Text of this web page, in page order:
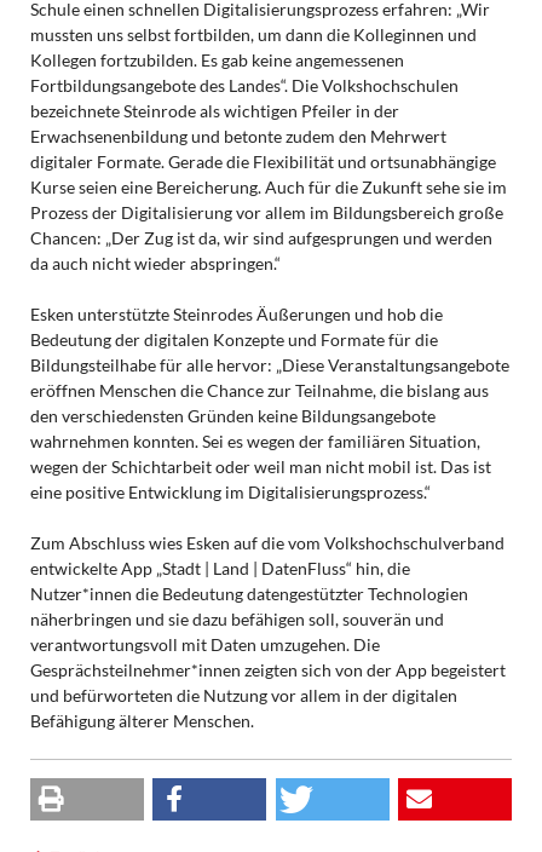
Schule einen schnellen Digitalisierungsprozess erfahren: „Wir
mussten uns selbst fortbilden, um dann die Kolleginnen und
Kollegen fortzubilden. Es gab keine angemessenen
Fortbildungsangebote des Landes“. Die Volkshochschulen
bezeichnete Steinrode als wichtigen Pfeiler in der
Erwachsenenbildung und betonte zudem den Mehrwert
digitaler Formate. Gerade die Flexibilität und ortsunabhängige
Kurse seien eine Bereicherung. Auch für die Zukunft sehe sie im
Prozess der Digitalisierung vor allem im Bildungsbereich große
Chancen: „Der Zug ist da, wir sind aufgesprungen und werden
da auch nicht wieder abspringen.“
Esken unterstützte Steinrodes Äußerungen und hob die
Bedeutung der digitalen Konzepte und Formate für die
Bildungsteilhabe für alle hervor: „Diese Veranstaltungsangebote
eröffnen Menschen die Chance zur Teilnahme, die bislang aus
den verschiedensten Gründen keine Bildungsangebote
wahrnehmen konnten. Sei es wegen der familiären Situation,
wegen der Schichtarbeit oder weil man nicht mobil ist. Das ist
eine positive Entwicklung im Digitalisierungsprozess.“
Zum Abschluss wies Esken auf die vom Volkshochschulverband
entwickelte App „Stadt | Land | DatenFluss“ hin, die
Nutzer*innen die Bedeutung datengestützter Technologien
näherbringen und sie dazu befähigen soll, souverän und
verantwortungsvoll mit Daten umzugehen. Die
Gesprächsteilnehmer*innen zeigten sich von der App begeistert
und befürworteten die Nutzung vor allem in der digitalen
Befähigung älterer Menschen.